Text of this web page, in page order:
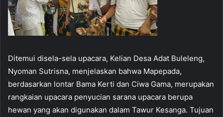
Ditemui disela-sela upacara, Kelian Desa Adat Buleleng,
Nyoman Sutrisna, menjelaskan bahwa Mapepada,
berdasarkan lontar Bama Kerti dan Ciwa Gama, merupakan
rangkaian upacara penyucian sarana upacara berupa
hewan yang akan digunakan dalam Tawur Kesanga. Tujuan